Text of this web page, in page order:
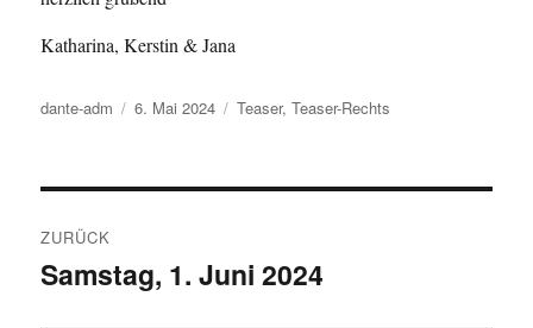
Katharina, Kerstin & Jana
Autor
dante-adm
Veröffentlicht
6. Mai 2024 Kategorien
Teaser,Teaser-Rechts
ZURÜCK
Vorheriger
Samstag, 1. Juni 2024